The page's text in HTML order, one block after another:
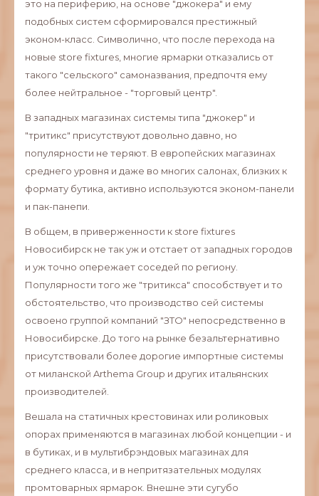
это на периферию, на основе "джокера" и ему
подобных систем сформировался престижный
эконом-класс. Символично, что после перехода на
новые store fixtures, многие ярмарки отказались от
такого "сельского" самоназвания, предпочтя ему
более нейтральное - "торговый центр".
В западных магазинах системы типа "джокер" и
"тритикс" присутствуют довольно давно, но
популярности не теряют. В европейских магазинах
среднего уровня и даже во многих салонах, близких к
формату бутика, активно используются эконом-панели
и пак-панепи.
В общем, в приверженности к store fixtures
Новосибирск не так уж и отстает от западных городов
и уж точно опережает соседей по региону.
Популярности того же "тритикса" способствует и то
обстоятельство, что производство сей системы
освоено группой компаний "ЗТО" непосредственно в
Новосибирске. До того на рынке безальтернативно
присутствовали более дорогие импортные системы
от миланской Arthema Group и других итальянских
производителей.
Вешала на статичных крестовинах или роликовых
опорах применяются в магазинах любой концепции - и
в бутиках, и в мультибрэндовых магазинах для
среднего класса, и в непритязательных модулях
промтоварных ярмарок. Внешне эти сугубо